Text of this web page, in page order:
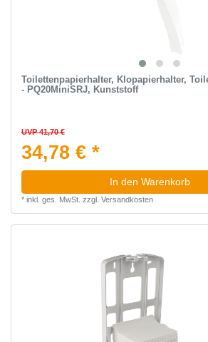
Toilettenpapierhalter, Klopapierhalter,
- PQ20MiniSRJ, Kunststoff
UVP 41,70 €
34,78 € *
In den Warenkorb
* inkl. ges. MwSt. zzgl. Versandkosten